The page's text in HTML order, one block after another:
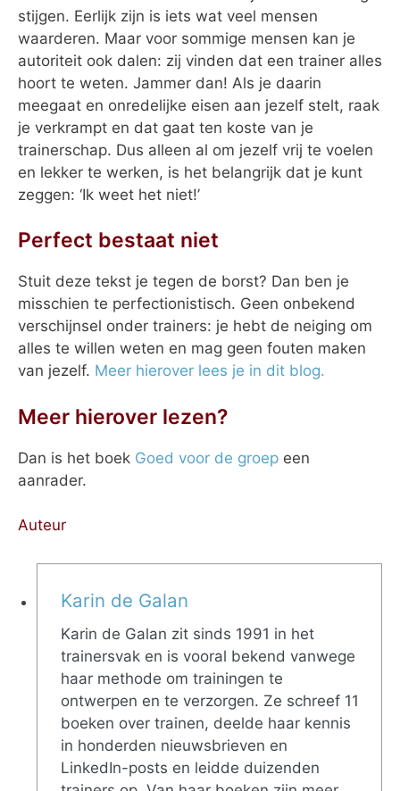
stijgen. Eerlijk zijn is iets wat veel mensen
waarderen. Maar voor sommige mensen kan je
autoriteit ook dalen: zij vinden dat een trainer alles
hoort te weten. Jammer dan! Als je daarin
meegaat en onredelijke eisen aan jezelf stelt, raak
je verkrampt en dat gaat ten koste van je
trainerschap. Dus alleen al om jezelf vrij te voelen
en lekker te werken, is het belangrijk dat je kunt
zeggen: ‘Ik weet het niet!’
Perfect bestaat niet
Stuit deze tekst je tegen de borst? Dan ben je
misschien te perfectionistisch. Geen onbekend
verschijnsel onder trainers: je hebt de neiging om
alles te willen weten en mag geen fouten maken
van jezelf. Meer hierover lees je in dit blog.
Meer hierover lezen?
Dan is het boek Goed voor de groep een
aanrader.
Auteur
Karin de Galan
Karin de Galan zit sinds 1991 in het
trainersvak en is vooral bekend vanwege
haar methode om trainingen te
ontwerpen en te verzorgen. Ze schreef 11
boeken over trainen, deelde haar kennis
in honderden nieuwsbrieven en
LinkedIn-posts en leidde duizenden